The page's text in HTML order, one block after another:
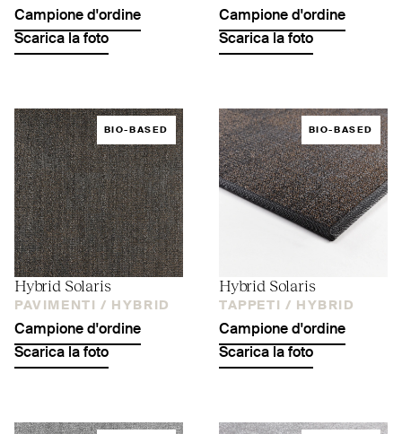
Campione d'ordine
Scarica la foto
Campione d'ordine
Scarica la foto
BIO-BASED
Hybrid Solaris
PAVIMENTI / HYBRID
Campione d'ordine
Scarica la foto
BIO-BASED
Hybrid Solaris
TAPPETI / HYBRID
Campione d'ordine
Scarica la foto